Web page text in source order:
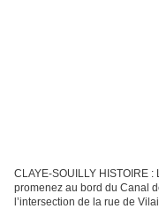
CLAYE-SOUILLY HISTOIRE
promenez au bord du Canal
l’intersection de la rue de